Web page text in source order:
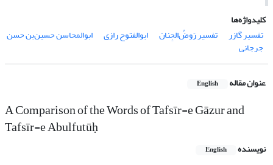
کلیدواژه‌ها
تفسیر گازر
تفسیر رَوضُ‌‌الجِنان ابوالفتوح رازی ابوالمحاسن حسین‌بن حسن
جرجانی
عنوان مقاله English
A Comparison of the Words of Tafsīr-e Gāzur and
Tafsīr-e Abulfutūḥ
نویسنده English